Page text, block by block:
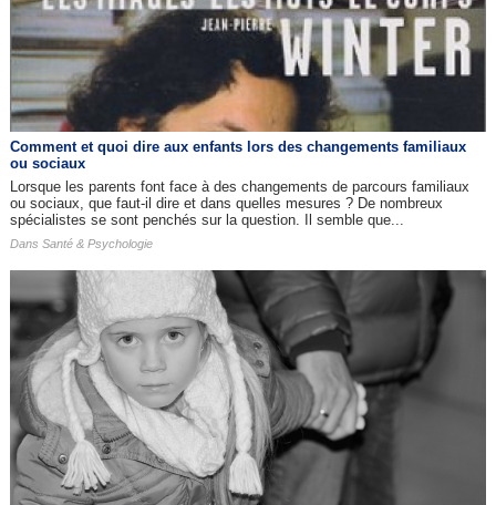
Comment et quoi dire aux enfants lors des changements familiaux
ou sociaux
Lorsque les parents font face à des changements de parcours familiaux
ou sociaux, que faut-il dire et dans quelles mesures ? De nombreux
spécialistes se sont penchés sur la question. Il semble que...
Dans Santé & Psychologie